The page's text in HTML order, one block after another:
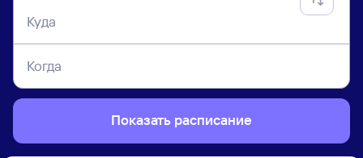
Куда
Когда
Показать расписание